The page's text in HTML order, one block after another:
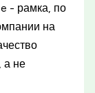
- рамка, по
на
а не